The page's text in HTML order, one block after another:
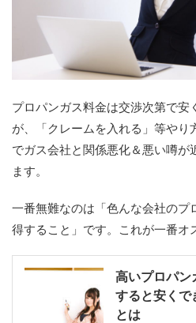
プロパンガス料金は交渉次第で安
が、「クレームを入れる」等やり
でガス会社と関係悪化＆悪い噂が
ます。
一番無難なのは「色んな会社のプ
得すること」です。これが一番オ
高いプロパン
すると安くで
とは